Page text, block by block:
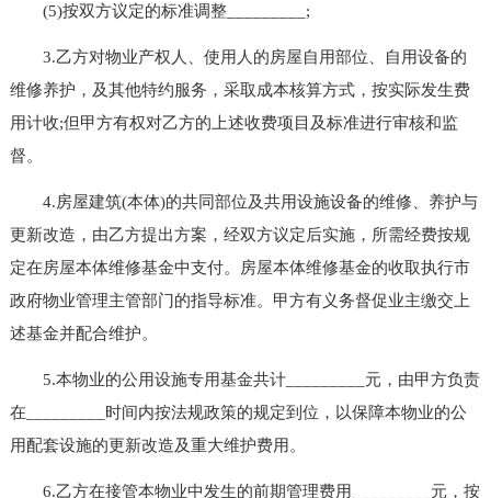
(5)按双方议定的标准调整_________;
3.乙方对物业产权人、使用人的房屋自用部位、自用设备的
维修养护，及其他特约服务，采取成本核算方式，按实际发生费
用计收;但甲方有权对乙方的上述收费项目及标准进行审核和监
督。
4.房屋建筑(本体)的共同部位及共用设施设备的维修、养护与
更新改造，由乙方提出方案，经双方议定后实施，所需经费按规
定在房屋本体维修基金中支付。房屋本体维修基金的收取执行市
政府物业管理主管部门的指导标准。甲方有义务督促业主缴交上
述基金并配合维护。
5.本物业的公用设施专用基金共计_________元，由甲方负责
在_________时间内按法规政策的规定到位，以保障本物业的公
用配套设施的更新改造及重大维护费用。
6.乙方在接管本物业中发生的前期管理费用_________元，按